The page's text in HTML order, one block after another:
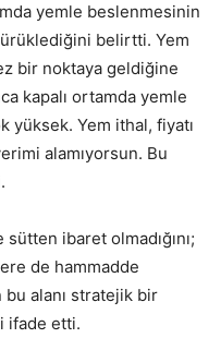
yemle beslenmesinin
belirtti. Yem
bir noktaya geldiğine
kapalı ortamda yemle
yüksek. Yem ithal, fiyatı
alamıyorsun. Bu
sütten ibaret olmadığını;
de hammadde
bu alanı stratejik bir
ifade etti.